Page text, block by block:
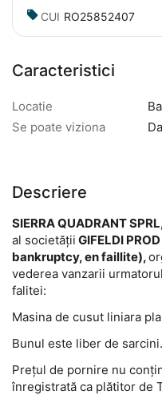
CUI RO25852407
Caracteristici
Locatie
Se poate viziona
Da
Descriere
SIERRA QUADRANT
al societății GIFELDI
bankruptcy, en faillite),
vederea vanzarii
falitei:
Masina de cusut liniara
Bunul este liber de sarcini.
Prețul de pornire nu
înregistrată ca plătitor de